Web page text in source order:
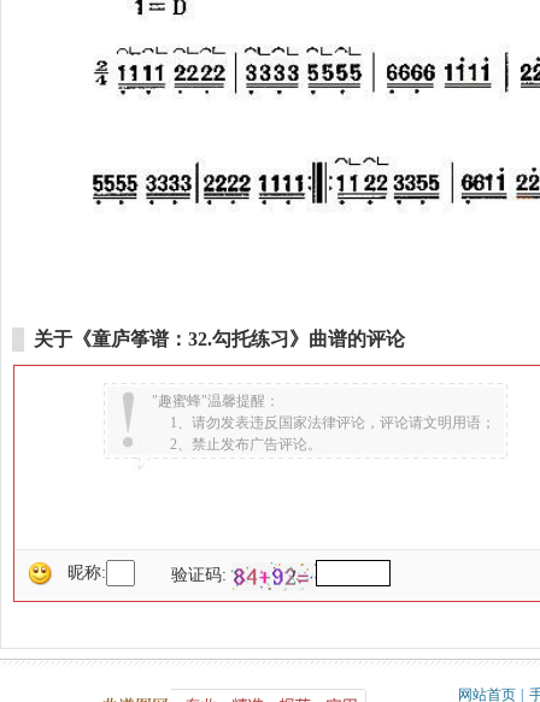
关于《童庐筝谱：32.勾托练习》曲谱的评论
"趣蜜蜂"温馨提醒：
1、请勿发表违反国家法律评论，评论请文明用语；
2、禁止发布广告评论。
昵称: 验证码:
网站首页